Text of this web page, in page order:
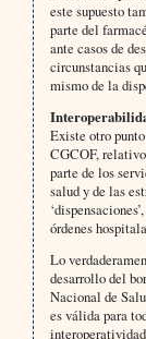
este supuesto
parte del
ante casos de
circunstancias
mismo de la
Existe otro
CGCOF,
parte de los
salud y de las
órdenes
Lo
desarrollo del
Nacional de
es válida para